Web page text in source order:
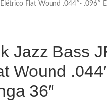
Flat Wound .044″- .096″
Jazz Bass
Wound
36″